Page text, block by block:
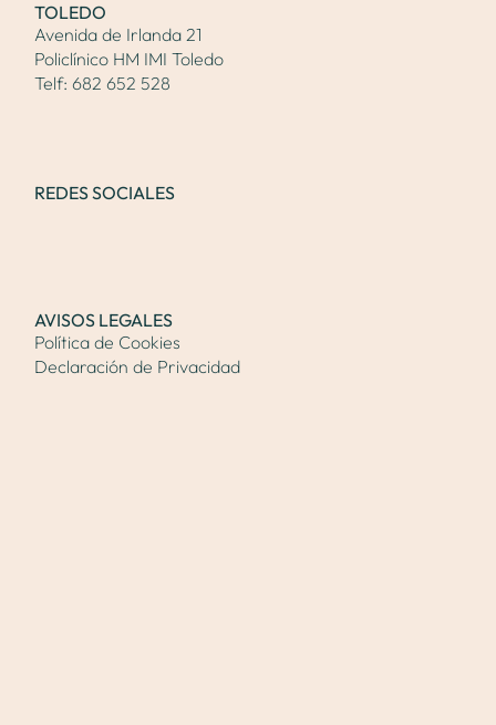
TOLEDO
Avenida de Irlanda 21
Policlínico HM IMI Toledo
Telf:682 652 528
REDES SOCIALES
AVISOS LEGALES
Política de Cookies
Declaración de Privacidad